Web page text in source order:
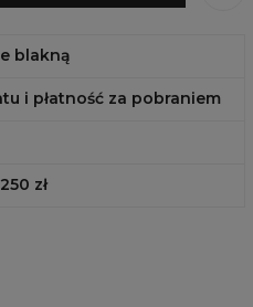
blakną
i płatność za pobraniem
zł